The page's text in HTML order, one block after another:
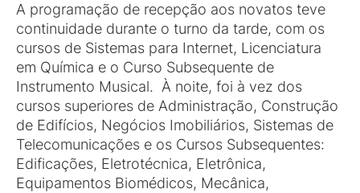
A programação de recepção aos novatos teve
continuidade durante o turno da tarde, com os
cursos de Sistemas para Internet, Licenciatura
em Química e o Curso Subsequente de
Instrumento Musical. À noite, foi à vez dos
cursos superiores de Administração, Construção
de Edifícios, Negócios Imobiliários, Sistemas de
Telecomunicações e os Cursos Subsequentes:
Edificações, Eletrotécnica, Eletrônica,
Equipamentos Biomédicos, Mecânica,